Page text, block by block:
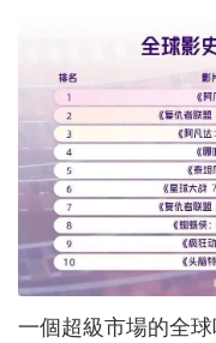
一個超級市場的全